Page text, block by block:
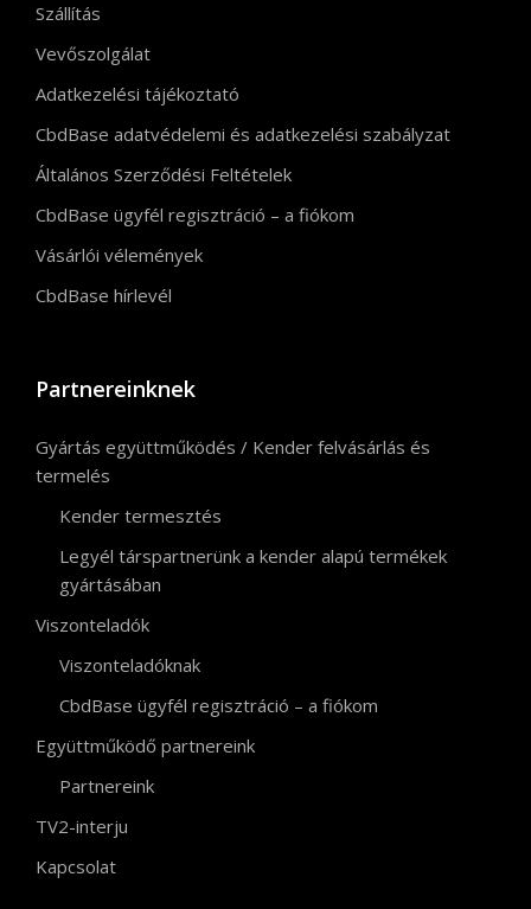
Szállítás
Vevőszolgálat
Adatkezelési tájékoztató
CbdBase adatvédelemi és adatkezelési szabályzat
Általános Szerződési Feltételek
CbdBase ügyfél regisztráció – a fiókom
Vásárlói vélemények
CbdBase hírlevél
Partnereinknek
Gyártás együttműködés / Kender felvásárlás és
termelés
Kender termesztés
Legyél társpartnerünk a kender alapú termékek
gyártásában
Viszonteladók
Viszonteladóknak
CbdBase ügyfél regisztráció – a fiókom
Együttműködő partnereink
Partnereink
TV2-interju
Kapcsolat